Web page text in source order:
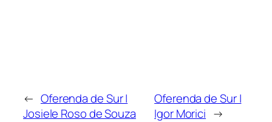
← Oferenda de Sur |
Josiele Roso de Souza
Oferenda de Sur |
Igor Morici →